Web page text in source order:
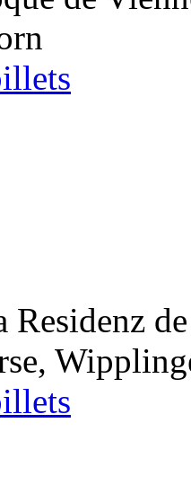
Residenz